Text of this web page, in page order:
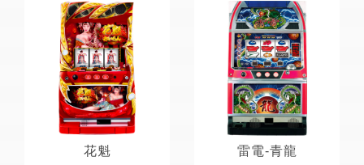
花魁 雷電-青龍